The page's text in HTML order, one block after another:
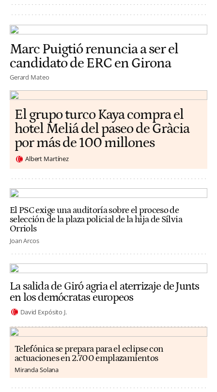
Marc Puigtió renuncia a ser el
candidato de ERC en Girona
Gerard Mateo
El grupo turco Kaya compra el
hotel Meliá del paseo de Gràcia
por más de 100 millones
Albert Martínez
El PSC exige una auditoría sobre el proceso de
selección de la plaza policial de la hija de Sílvia
Orriols
Joan Arcos
La salida de Giró agria el aterrizaje de Junts
en los demócratas europeos
David Expósito J.
Telefónica se prepara para el eclipse con
actuaciones en 2.700 emplazamientos
Miranda Solana